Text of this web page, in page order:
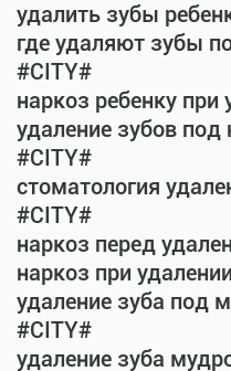
удалить зубы
где удаляют зубы
#CITY#
наркоз ребенку при
удаление зубов
#CITY#
стоматология
#CITY#
наркоз перед
наркоз при
удаление зуба под
#CITY#
удаление зуба